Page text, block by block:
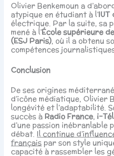
Olivier Benkemoun a
atypique en étudiant à l’IUT
électrique. Par la suite, sa
mené à l’École supérieure
(ESJ Paris), où il a obtenu
compétences
Conclusion
De ses origines
d’icône médiatique, Olivier
longévité et l’adaptabilité.
succès à Radio France, i-
d’une passion inébranlable
débat. Il continue
français par son style
capacité à rassembler les